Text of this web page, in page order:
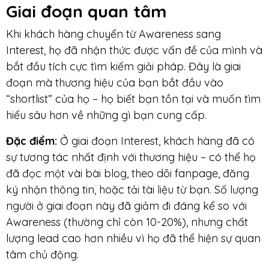
Giai đoạn quan tâm
Khi khách hàng chuyển từ Awareness sang
Interest, họ đã nhận thức được vấn đề của mình và
bắt đầu tích cực tìm kiếm giải pháp. Đây là giai
đoạn mà thương hiệu của bạn bắt đầu vào
“shortlist” của họ – họ biết bạn tồn tại và muốn tìm
hiểu sâu hơn về những gì bạn cung cấp.
Đặc điểm: Ở giai đoạn Interest, khách hàng đã có
sự tương tác nhất định với thương hiệu – có thể họ
đã đọc một vài bài blog, theo dõi fanpage, đăng
ký nhận thông tin, hoặc tải tài liệu từ bạn. Số lượng
người ở giai đoạn này đã giảm đi đáng kể so với
Awareness (thường chỉ còn 10-20%), nhưng chất
lượng lead cao hơn nhiều vì họ đã thể hiện sự quan
tâm chủ động.